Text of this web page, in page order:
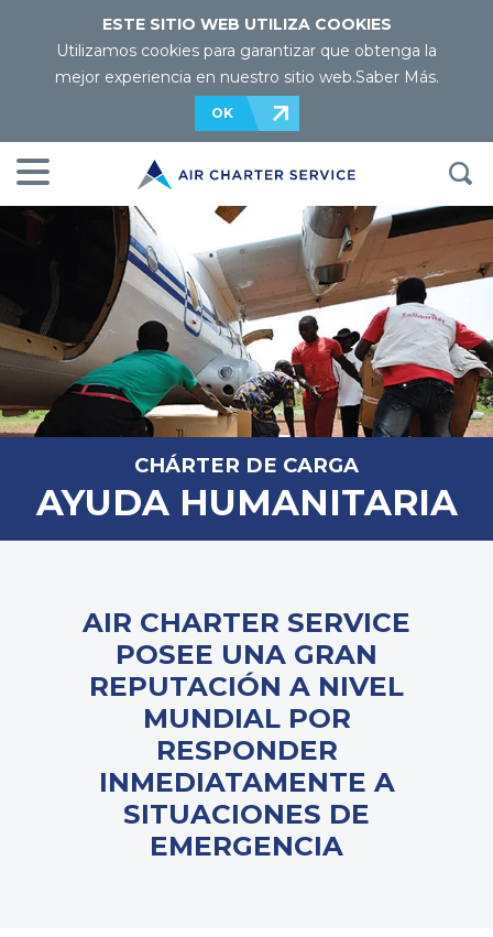
ESTE SITIO WEB UTILIZA COOKIES
Utilizamos cookies para garantizar que obtenga la
mejor experiencia en nuestro sitio web.Saber Más.
OK
CHÁRTER DE CARGA
AYUDA HUMANITARIA
AIR CHARTER SERVICE
POSEE UNA GRAN
REPUTACIÓN A NIVEL
MUNDIAL POR
RESPONDER
INMEDIATAMENTE A
SITUACIONES DE
EMERGENCIA